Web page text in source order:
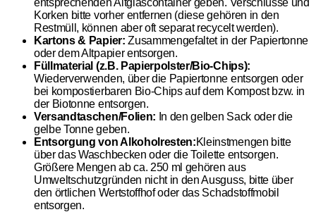
Korken bitte vorher entfernen (diese gehören in den
Restmüll, können aber oft separat recycelt werden).
Kartons & Papier: Zusammengefaltet in der Papiertonne
oder dem Altpapier entsorgen.
Füllmaterial (z.B. Papierpolster/Bio-Chips):
Wiederverwenden, über die Papiertonne entsorgen oder
bei kompostierbaren Bio-Chips auf dem Kompost bzw. in
der Biotonne entsorgen.
Versandtaschen/Folien: In den gelben Sack oder die
gelbe Tonne geben.
Entsorgung von Alkoholresten:Kleinstmengen bitte
über das Waschbecken oder die Toilette entsorgen.
Größere Mengen ab ca. 250 ml gehören aus
Umweltschutzgründen nicht in den Ausguss, bitte über
den örtlichen Wertstoffhof oder das Schadstoffmobil
entsorgen.